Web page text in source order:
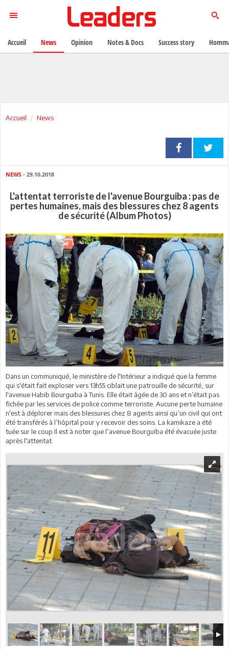
Accueil News
NEWS - 29.10.2018
L'attentat terroriste de l'avenue Bourguiba : pas de
pertes humaines, mais des blessures chez 8 agents
de sécurité (Album Photos)
Dans un communiqué, le ministère de l'Intérieur a indiqué que la femme
qui s'était fait exploser vers 13h55 ciblait une patrouille de sécurité, sur
l'avenue Habib Bourguiba à Tunis. Elle était âgée de 30 ans et n’était pas
fichée par les services de police comme terroriste. Aucune perte humaine
n'est à déplorer mais des blessures chez 8 agents ainsi qu’un civil qui ont
été transférés à l’hôpital pour y recevoir des soins. La kamikaze a été
tuée sur le coup.Il est à noter que l’avenue Bourguiba été évacuée juste
après l'attentat.
Accueil News Opinion Notes & Docs Success story